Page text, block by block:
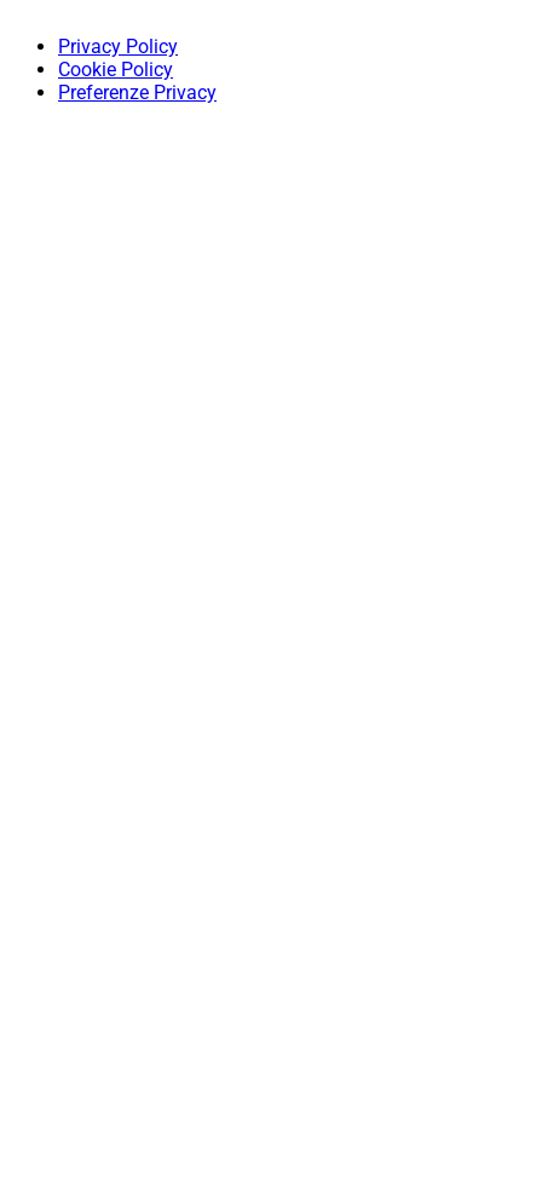
Privacy Policy
Cookie Policy
Preferenze Privacy